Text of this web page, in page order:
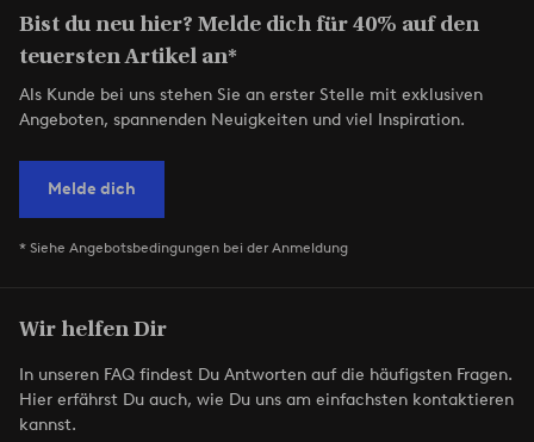
Bist du neu hier? Melde dich für 40% auf den
teuersten Artikel an*
Als Kunde bei uns stehen Sie an erster Stelle mit exklusiven
Angeboten, spannenden Neuigkeiten und viel Inspiration.
Melde dich
* Siehe Angebotsbedingungen bei der Anmeldung
Wir helfen Dir
In unseren FAQ findest Du Antworten auf die häufigsten Fragen.
Hier erfährst Du auch, wie Du uns am einfachsten kontaktieren
kannst.